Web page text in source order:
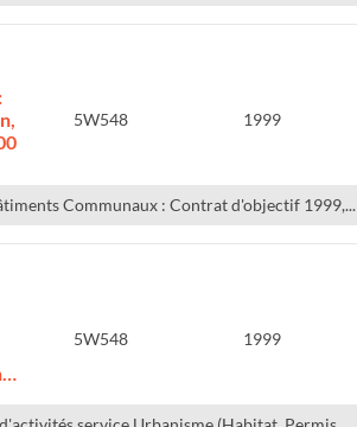
5W548 1999
Communaux : Contrat d'objectif 1999,...
5W548 1999